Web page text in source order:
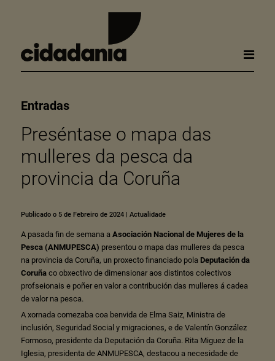
Entradas
Preséntase o mapa das
mulleres da pesca da
provincia da Coruña
Publicado o 5 de Febreiro de 2024| Actualidade
A pasada fin de semana a Asociación Nacional de Mujeres de la
Pesca (ANMUPESCA) presentou o mapa das mulleres da pesca
na provincia da Coruña, un proxecto financiado pola Deputación da
Coruñaco obxectivo de dimensionar aos distintos colectivos
profseionais e poñer en valor a contribución das mulleres á cadea
de valor na pesca.
A xornada comezaba coa benvida de Elma Saiz, Ministra de
inclusión, Seguridad Social y migraciones, e de Valentín González
Formoso, presidente da Deputación da Coruña. Rita Miguez de la
Iglesia, presidenta de ANMUPESCA, destacou a necesidade de